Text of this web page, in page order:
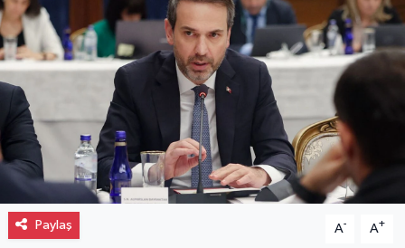
Paylaş A- A+
Gayrimenkul
Spor